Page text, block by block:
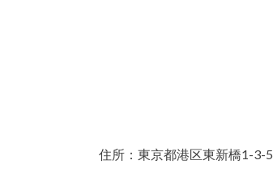
住所：東京都港区東新橋1-3-5